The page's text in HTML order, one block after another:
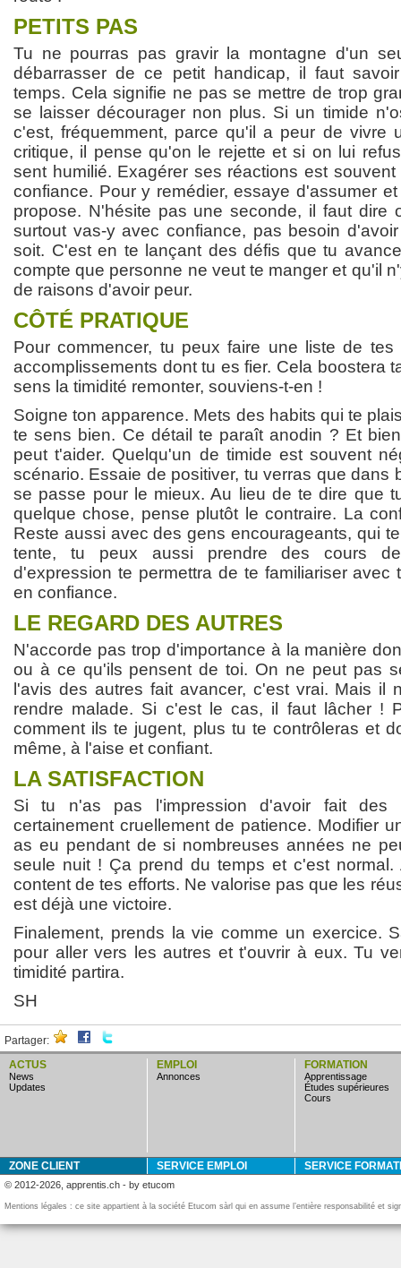
PETITS PAS
Tu ne pourras pas gravir la montagne d'un
débarrasser de ce petit handicap, il faut
temps. Cela signifie ne pas se mettre de trop
se laisser décourager non plus. Si un timide
c'est, fréquemment, parce qu'il a peur de vivre
critique, il pense qu'on le rejette et si on lui
sent humilié. Exagérer ses réactions est
confiance. Pour y remédier, essaye d'assumer
propose. N'hésite pas une seconde, il faut dire
surtout vas-y avec confiance, pas besoin
soit. C'est en te lançant des défis que tu
compte que personne ne veut te manger et qu'il
de raisons d'avoir peur.
CÔTÉ PRATIQUE
Pour commencer, tu peux faire une liste de
accomplissements dont tu es fier. Cela boostera
sens la timidité remonter, souviens-t-en !
Soigne ton apparence. Mets des habits qui te
te sens bien. Ce détail te paraît anodin ? Et
peut t'aider. Quelqu'un de timide est souvent
scénario. Essaie de positiver, tu verras que dans
se passe pour le mieux. Au lieu de te dire que
quelque chose, pense plutôt le contraire. La
Reste aussi avec des gens encourageants, qui
tente, tu peux aussi prendre des cours
d'expression te permettra de te familiariser avec
en confiance.
LE REGARD DES AUTRES
N'accorde pas trop d'importance à la manière
ou à ce qu'ils pensent de toi. On ne peut pas
l'avis des autres fait avancer, c'est vrai. Mais il
rendre malade. Si c'est le cas, il faut lâcher !
comment ils te jugent, plus tu te contrôleras et
même, à l'aise et confiant.
LA SATISFACTION
Si tu n'as pas l'impression d'avoir fait des
certainement cruellement de patience. Modifier
as eu pendant de si nombreuses années ne
seule nuit ! Ça prend du temps et c'est normal.
content de tes efforts. Ne valorise pas que les
est déjà une victoire.
Finalement, prends la vie comme un exercice.
pour aller vers les autres et t'ouvrir à eux. Tu
timidité partira.
SH
Partager:
ACTUS
news
updates
EMPLOI
annonces
FORMATION
apprentissage
études supérieures
cours
ZONE CLIENT SERVICE EMPLOI SERVICE
© 2012-2026, apprentis.ch - by etucom
Mentions légales : ce site appartient à la société Etucom sàrl qui en assume l’entière responsabilité et